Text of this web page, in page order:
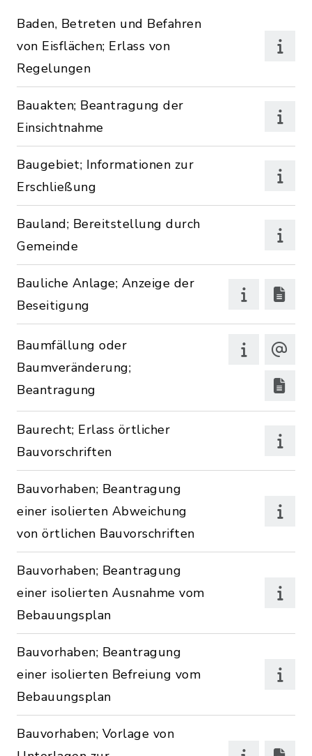
Baden, Betreten und Befahren
von Eisflächen; Erlass von
Regelungen
Bauakten; Beantragung der
Einsichtnahme
Baugebiet; Informationen zur
Erschließung
Bauland; Bereitstellung durch
Gemeinde
Bauliche Anlage; Anzeige der
Beseitigung
Baumfällung oder
Baumveränderung;
Beantragung
Baurecht; Erlass örtlicher
Bauvorschriften
Bauvorhaben; Beantragung
einer isolierten Abweichung
von örtlichen Bauvorschriften
Bauvorhaben; Beantragung
einer isolierten Ausnahme vom
Bebauungsplan
Bauvorhaben; Beantragung
einer isolierten Befreiung vom
Bebauungsplan
Bauvorhaben; Vorlage von